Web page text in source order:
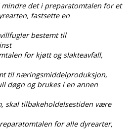
det i preparatomtalen for et
fastsette en
bestemt til
for kjøtt og slakteavfall,
til næringsmiddelproduksjon,
døgn og brukes i en annen
skal tilbakeholdelsestiden være
for alle dyrearter,